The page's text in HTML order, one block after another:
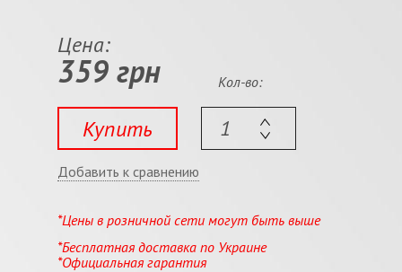
Цена:
359 грн
Купить
Кол-во:
Добавить к сравнению
*Цены в розничной сети могут быть выше
*Бесплатная доставка по Украине
*Официальная гарантия